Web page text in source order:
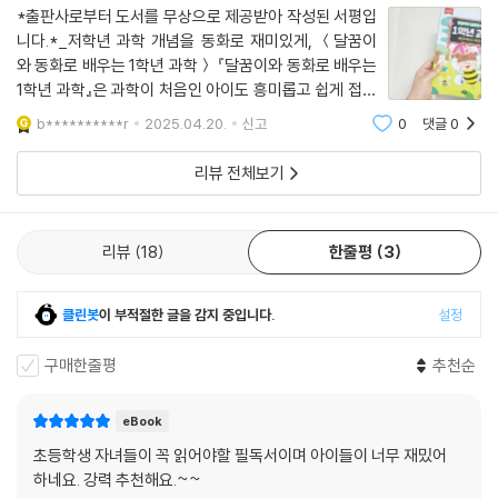
*출판사로부터 도서를 무상으로 제공받아 작성된 서평입
니다.*_저학년 과학 개념을 동화로 재미있게, ＜달꿈이
와 동화로 배우는 1학년 과학＞ 『달꿈이와 동화로 배우는
1학년 과학』은 과학이 처음인 아이도 흥미롭고 쉽게 접근
할 수 있도록 돕는 과학 동화책이에요.2022 개정 과학 교
과에 맞춰 구성되어 있어, 학교 수업과 자연스럽게 연결되
겠더라구요! 과학이라고 하면 어렵고 복잡하
b**********r 2025.04.20. 신고 0 댓글0
리뷰 전체보기
리뷰 18 한줄평 3
클린봇이 부적절한 글을 감지 중입니다. 설정
구매한줄평 추천순
eBook
초등학생 자녀들이 꼭 읽어야할 필독서이며 아이들이 너무 재밌어
하네요. 강력 추천해요.~~